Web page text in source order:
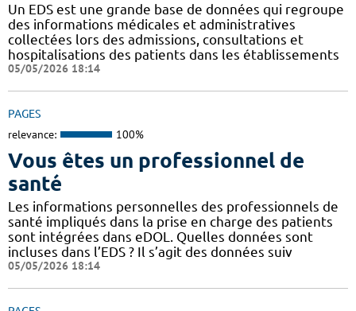
Un EDS est une grande base de données qui regroupe
des informations médicales et administratives
collectées lors des admissions, consultations et
hospitalisations des patients dans les établissements
05/05/2026 18:14
PAGES
relevance: 100%
Vous êtes un professionnel de
santé
Les informations personnelles des professionnels de
santé impliqués dans la prise en charge des patients
sont intégrées dans eDOL. Quelles données sont
incluses dans l’EDS ? Il s’agit des données suiv
05/05/2026 18:14